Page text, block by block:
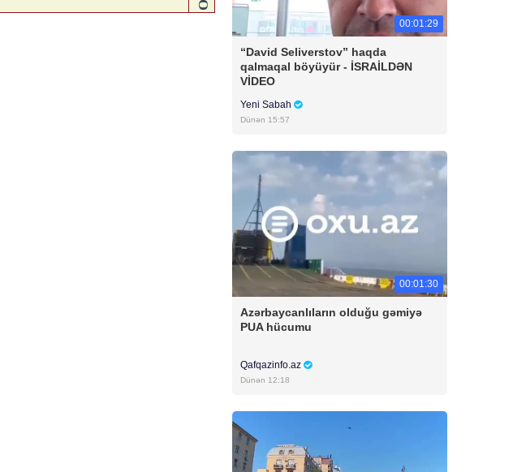
00:01:29
“David Seliverstov” haqda
qalmaqal böyüyür - İSRAİLDƏN
VİDEO
Yeni Sabah
Dünən 15:57
00:01:30
Azərbaycanlıların olduğu gəmiyə
PUA hücumu
Qafqazinfo.az
Dünən 12:18